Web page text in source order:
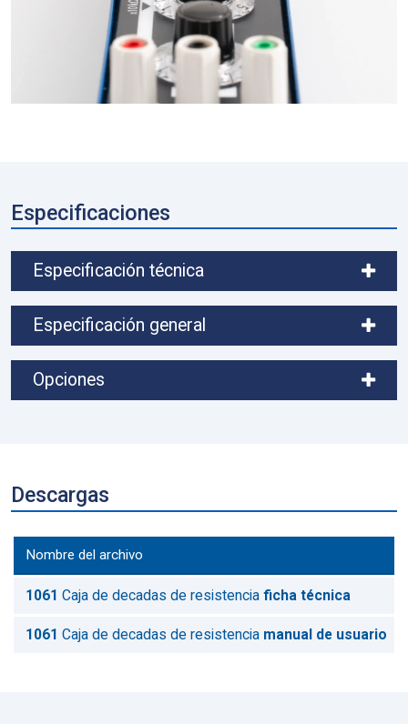
Especificaciones
Especificación técnica
Especificación general
Opciones
Descargas
Nombre del archivo
1061 Caja de decadas de resistencia ficha técnica
1061 Caja de decadas de resistencia manual de usuario